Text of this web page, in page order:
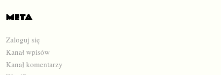
META
Zaloguj się
Kanał wpisów
Kanał komentarzy